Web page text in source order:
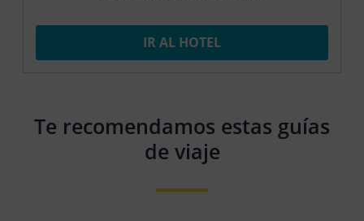
IR AL HOTEL
Te recomendamos estas guías
de viaje